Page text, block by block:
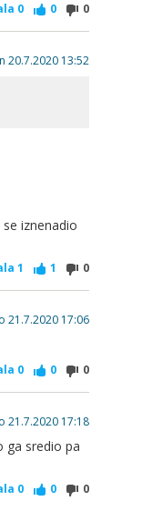
0 0 0
20.7.2020 13:52
iznenadio
1 1 0
21.7.2020 17:06
0 0 0
21.7.2020 17:18
ga sredio pa
0 0 0